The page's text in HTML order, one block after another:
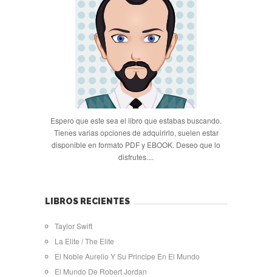
Espero que este sea el libro que estabas buscando.
Tienes varias opciones de adquirirlo, suelen estar
disponible en formato PDF y EBOOK. Deseo que lo
disfrutes....
LIBROS RECIENTES
Taylor Swift
La Elite / The Elite
El Noble Aurelio Y Su Principe En El Mundo
El Mundo De Robert Jordan